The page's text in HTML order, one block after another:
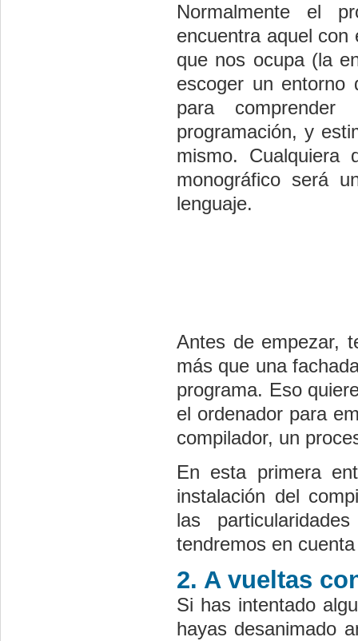
Normalmente el
encuentra aquel
que nos ocupa (la
escoger un entorno
para
programación, y
mismo.
monográfico será
lenguaje.
Antes de empezar,
más que una
programa. Eso
el ordenador para
compilador, un
En esta primera
instalación del
las
tendremos en
2. A vueltas
Si has intentado
hayas desanimado